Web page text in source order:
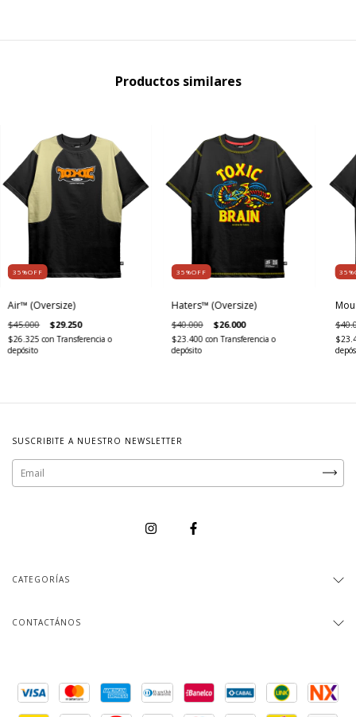
Productos similares
35%OFF
Air™ (Oversize)
$45.000 $29.250
$26.325con Transferencia o
depósito
35%OFF
Haters™ (Oversize)
$40.000 $26.000
$23.400con Transferencia o
depósito
SUSCRIBITE A NUESTRO NEWSLETTER
CATEGORÍAS
CONTACTÁNOS